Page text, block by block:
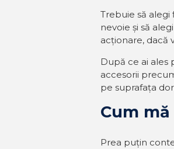
Trebuie să
nevoie și să
acționare, dacă
După ce ai ales
accesorii
pe suprafața
Cum
Prea puțin